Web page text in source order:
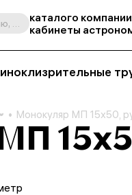
Поиск, по названию, артикулу, категории и др. каталого компании
кабинеты
зрительные
Монокуляр МП 15x50,